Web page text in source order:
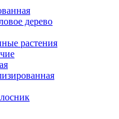
дерево
растения